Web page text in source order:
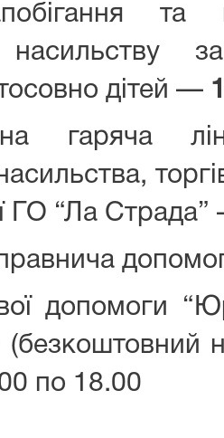
та
насильству
дітей —
гаряча
ГО “Ла
допомоги
(безкоштовний
по 18.00